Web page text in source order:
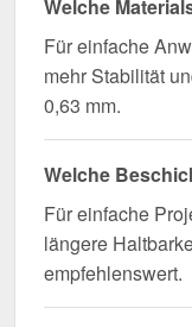
Welche
Für einfache
mehr Stabilität
0,63 mm.
Welche
Für einfache
längere
empfehlenswert.